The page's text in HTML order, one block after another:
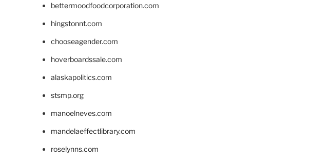
bettermoodfoodcorporation.com
hingstonnt.com
chooseagender.com
hoverboardssale.com
alaskapolitics.com
stsmp.org
manoelneves.com
mandelaeffectlibrary.com
roselynns.com